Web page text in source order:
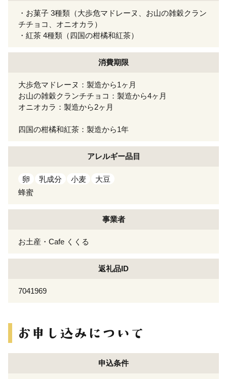
・お菓子 3種類（大歩危マドレーヌ、お山の雑穀クラン
チチョコ、オニオカラ）
・紅茶 4種類（四国の柑橘和紅茶）
消費期限
大歩危マドレーヌ：製造から1ヶ月
お山の雑穀クランチチョコ：製造から4ヶ月
オニオカラ：製造から2ヶ月
四国の柑橘和紅茶：製造から1年
アレルギー品目
卵 乳成分 小麦
大豆
蜂蜜
事業者
お土産・Cafe くくる
返礼品ID
7041969
申込条件